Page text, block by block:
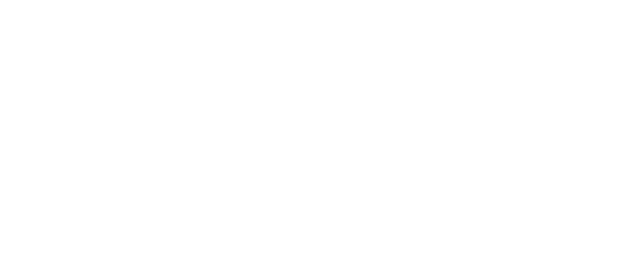
攜家帶眷前來參香，共同向七娘媽祝壽祈福
闔家平安、財運亨通、事業順遂、百邪退散。
。